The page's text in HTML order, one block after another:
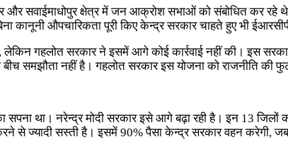
और सवाईमाधोपुर क्षेत्र में जन आक्रोश सभाओं को संबोधित कर
कानूनी औपचारिकता पूरी किए केन्द्र सरकार चाहते हुए भी
गहलोत सरकार ने इसमें आगे कोई कार्रवाई नहीं की। इस
समझौता नहीं है। गहलोत सरकार इस योजना को राजनीति की
सपना था। नरेन्द्र मोदी सरकार इसे आगे बढ़ा रही है। इन 13
करने से ज्यादी सस्ती है। इसमें 90% पैसा केन्द्र सरकार वहन